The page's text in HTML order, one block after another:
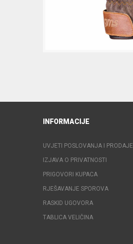
INFORMACIJE
UVJETI POSLOVANJA I PRODAJE
IZJAVA O PRIVATNOSTI
PRIGOVORI KUPACA
RJEŠAVANJE SPOROVA
RASKID UGOVORA
TABLICA VELIČINA